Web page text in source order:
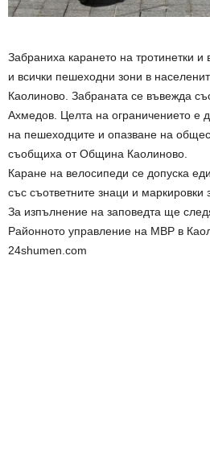
Забраниха карането на тротинетки и
и всички пешеходни зони в
Каолиново. Забраната се въвежда
Ахмедов. Целта на ограничението е
на пешеходците и опазване на
съобщиха от Община Каолиново.
Каране на велосипеди се допуска
със съответните знаци и маркировки
За изпълнение на заповедта ще
Районното управление на МВР в
24shumen.com